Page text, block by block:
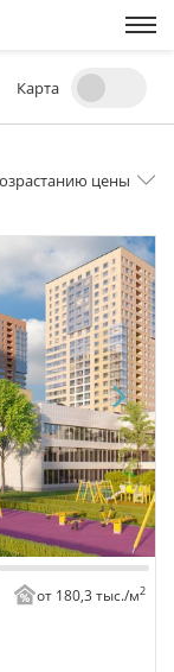
Карта
цены
от 180,3 тыс./м2